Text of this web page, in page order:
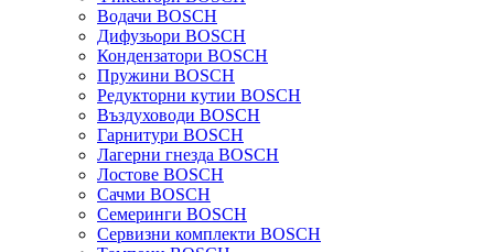
Водачи BOSCH
Дифузьори BOSCH
Кондензатори BOSCH
Пружини BOSCH
Редукторни кутии BOSCH
Въздуховоди BOSCH
Гарнитури BOSCH
Лагерни гнезда BOSCH
Лостове BOSCH
Сачми BOSCH
Семеринги BOSCH
Сервизни комплекти BOSCH